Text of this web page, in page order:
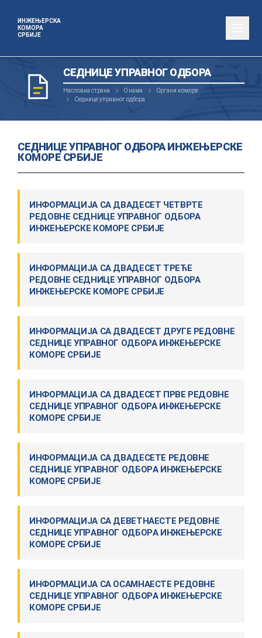
ИНЖЕЊЕРСКА
КОМОРА
СРБИЈЕ
СЕДНИЦЕ УПРАВНОГ ОДБОРА
Насловна страна О нама
Органи коморе
Седнице управног одбора
СЕДНИЦЕ УПРАВНОГ ОДБОРА ИНЖЕЊЕРСКЕ
КОМОРЕ СРБИЈЕ
ИНФОРМАЦИЈА СА ДВАДЕСЕТ ЧЕТВРТЕ
РЕДОВНЕ СЕДНИЦЕ УПРАВНОГ ОДБОРА
ИНЖЕЊЕРСКЕ КОМОРЕ СРБИЈЕ
ИНФОРМАЦИЈА СА ДВАДЕСЕТ ТРЕЋЕ
РЕДОВНЕ СЕДНИЦЕ УПРАВНОГ ОДБОРА
ИНЖЕЊЕРСКЕ КОМОРЕ СРБИЈЕ
ИНФОРМАЦИЈА СА ДВАДЕСЕТ ДРУГЕ РЕДОВНЕ
СЕДНИЦЕ УПРАВНОГ ОДБОРА ИНЖЕЊЕРСКЕ
КОМОРЕ СРБИЈЕ
ИНФОРМАЦИЈА СА ДВАДЕСЕТ ПРВЕ РЕДОВНЕ
СЕДНИЦЕ УПРАВНОГ ОДБОРА ИНЖЕЊЕРСКЕ
КОМОРЕ СРБИЈЕ
ИНФOРМAЦИJA СA ДВАДЕСЕТЕ РЕДОВНЕ
СEДНИЦE УПРAВНOГ OДБOРA ИНЖEЊEРСКE
КOМOРE СРБИJE
ИНФOРМAЦИJA СA ДЕВЕТНАЕСТЕ РЕДОВНЕ
СEДНИЦE УПРAВНOГ OДБOРA ИНЖEЊEРСКE
КOМOРE СРБИJE
ИНФOРМAЦИJA СA ОСАМНАЕСТЕ РЕДОВНЕ
СEДНИЦE УПРAВНOГ OДБOРA ИНЖEЊEРСКE
КOМOРE СРБИJE